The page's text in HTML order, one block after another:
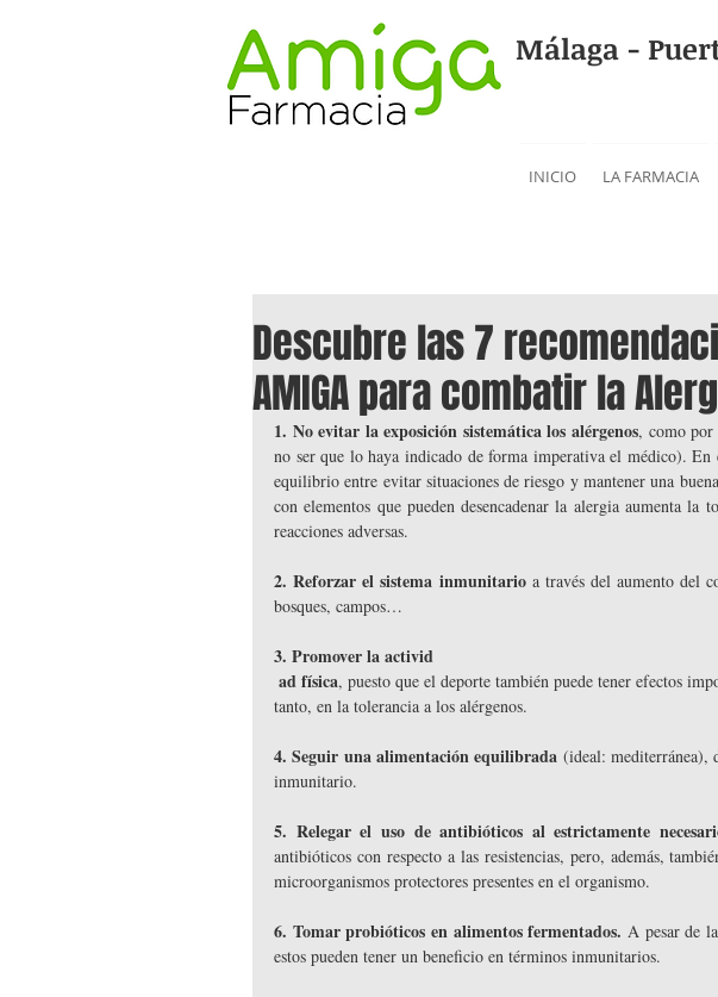
Málaga -
INICIO LA FARMACIA
Descubre las 7
AMIGA para combatir la
1. No evitar la exposición sistemática los alérgenos, como por
no ser que lo haya indicado de forma imperativa el médico). En
equilibrio entre evitar situaciones de riesgo y mantener una
con elementos que pueden desencadenar la alergia aumenta la
reacciones adversas.
2. Reforzar el sistema inmunitario a través del aumento del
bosques, campos…
3. Promover la activid
ad física, puesto que el deporte también puede tener efectos
tanto, en la tolerancia a los alérgenos.
4. Seguir una alimentación equilibrada (ideal: mediterránea),
inmunitario.
5. Relegar el uso de antibióticos al estrictamente
antibióticos con respecto a las resistencias, pero, además,
microorganismos protectores presentes en el organismo.
6. Tomar probióticos en alimentos fermentados. A pesar de
estos pueden tener un beneficio en términos inmunitarios.